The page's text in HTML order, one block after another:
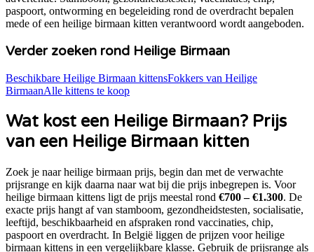
paspoort, ontworming en begeleiding rond de overdracht bepalen
mede of een heilige birmaan kitten verantwoord wordt aangeboden.
Verder zoeken rond Heilige Birmaan
Beschikbare Heilige Birmaan kittensFokkers van Heilige
BirmaanAlle kittens te koop
Wat kost een Heilige Birmaan? Prijs
van een Heilige Birmaan kitten
Zoek je naarheilige birmaan prijs, begin dan met de verwachte
prijsrange en kijk daarna naar wat bij die prijs inbegrepen is. Voor
heilige birmaan kittens ligt de prijs meestal rond €700 – €1.300. De
exacte prijs hangt af van stamboom, gezondheidstesten, socialisatie,
leeftijd, beschikbaarheid en afspraken rond vaccinaties, chip,
paspoort en overdracht. In België liggen de prijzen voor heilige
birmaan kittens in een vergelijkbare klasse. Gebruik de prijsrange als